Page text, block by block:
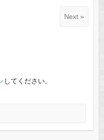
Next »
してください。